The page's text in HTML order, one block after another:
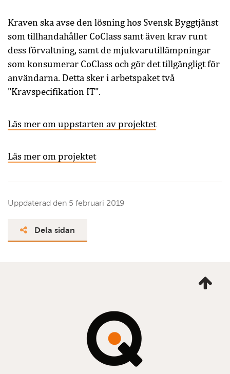
Kraven ska avse den lösning hos Svensk Byggtjänst
som tillhandahåller CoClass samt även krav runt
dess förvaltning, samt de mjukvarutillämpningar
som konsumerar CoClass och gör det tillgängligt för
användarna. Detta sker i arbetspaket två
"Kravspecifikation IT".
Läs mer om uppstarten av projektet
Läs mer om projektet
Uppdaterad den 5 februari 2019
Dela sidan
mig